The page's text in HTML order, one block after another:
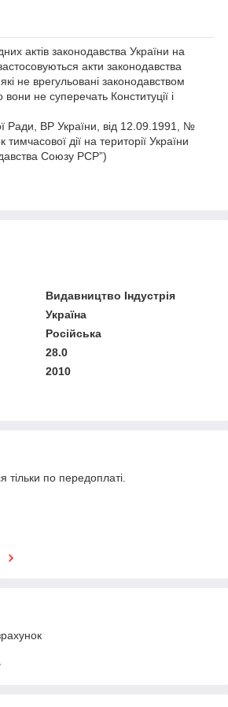
актів законодавства України на
акти законодавства
не врегульовані законодавством
не суперечать Конституції і
Ради, ВР України, від 12.09.1991, №
дії на території України
Союзу РСР”)
Видавництво Індустрія
Україна
Російська
28.0
2010
тільки по передоплаті.